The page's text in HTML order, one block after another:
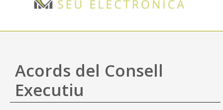
Accés i seguretat
Utilitats
Ajuda
Acords del Consell
Executiu